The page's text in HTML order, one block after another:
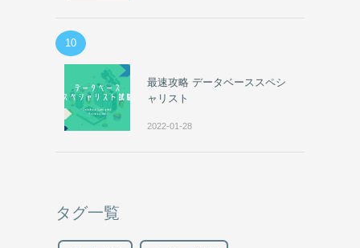
10
最速攻略 データベーススペシ
ャリスト
2022-01-28
タグ一覧